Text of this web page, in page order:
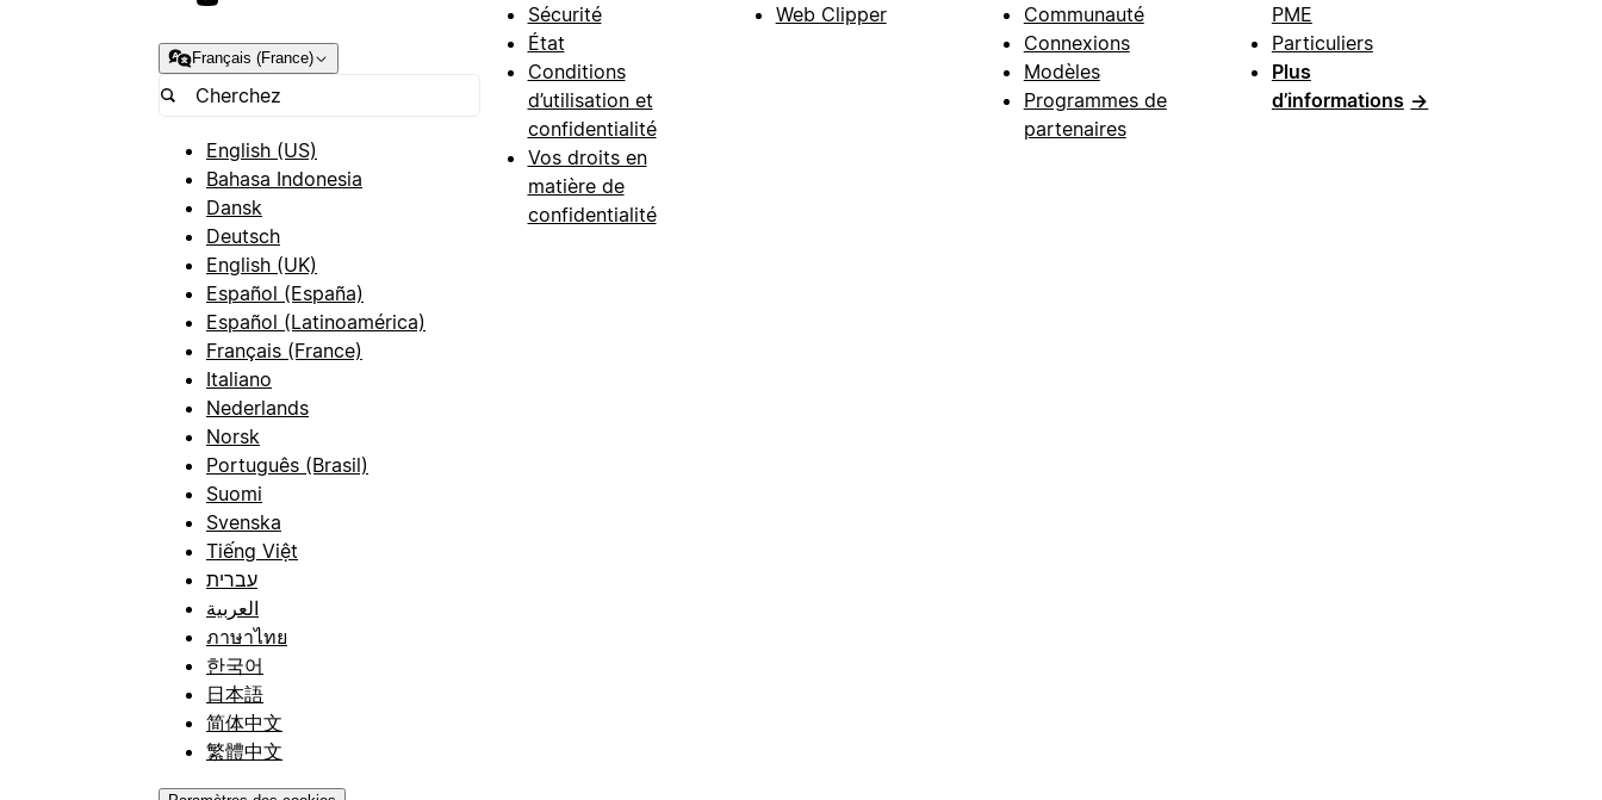
Français (France)
English (US)
Bahasa Indonesia
Dansk
Deutsch
English (UK)
Español (España)
Español (Latinoamérica)
Français (France)
Italiano
Nederlands
Norsk
Português (Brasil)
Suomi
Svenska
Tiếng Việt
עברית
العربية
ภาษาไทย
한국어
日本語
简体中文
繁體中文
Sécurité
État
Conditions
d’utilisation et
confidentialité
Vos droits en
matière de
confidentialité
Web Clipper
Communauté
Connexions
Modèles
Programmes de
partenaires
PME
Particuliers
Plus
d’informations →